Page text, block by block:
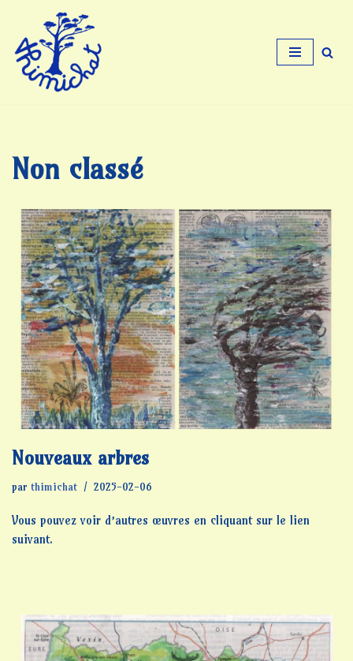
Aller
au
contenu
Non classé
Nouveaux arbres
par thimichat 2025-02-06
Vous pouvez voir d’autres œuvres en cliquant sur le lien
suivant.